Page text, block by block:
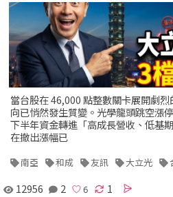
當台股在 46,000 點整數關卡展開劇
向已悄然發生質變。光學龍頭跳空漲
下半年資金轉進「高成長營收、低基
在撤出漲幅已
南亞 和成 友訊 大立光
12956 2 1